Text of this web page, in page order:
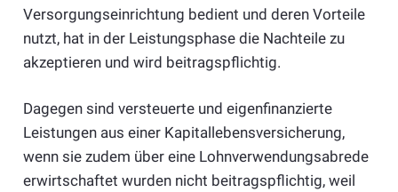
Versorgungseinrichtung bedient und deren Vorteile
nutzt, hat in der Leistungsphase die Nachteile zu
akzeptieren und wird beitragspflichtig.
Dagegen sind versteuerte und eigenfinanzierte
Leistungen aus einer Kapitallebensversicherung,
wenn sie zudem über eine Lohnverwendungsabrede
erwirtschaftet wurden nicht beitragspflichtig, weil